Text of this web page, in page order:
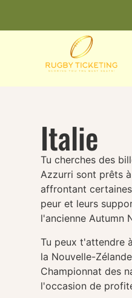
Italie
Tu cherches des
Azzurri sont prêts
affrontant
peur et leurs
l'ancienne Autumn
Tu peux t'attendre
la Nouvelle-
Championnat des
l'occasion de